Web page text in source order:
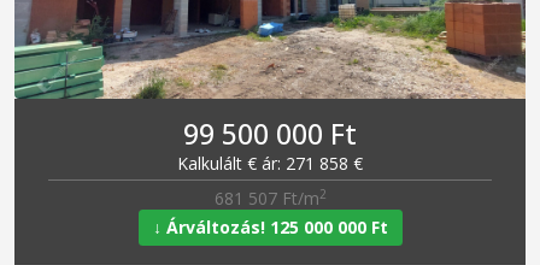
99 500 000 Ft
Kalkulált € ár: 271 858 €
681 507 Ft/m2
↓ Árváltozás! 125 000 000 Ft